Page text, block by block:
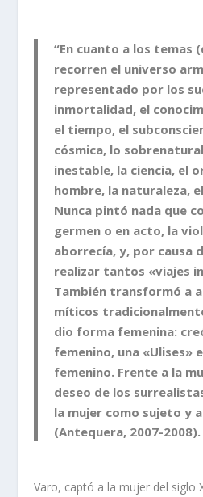
“En cuanto a los temas
recorren el universo
representado por los
inmortalidad, el
el tiempo, el
cósmica, lo
inestable, la ciencia, el
hombre, la naturaleza,
Nunca pintó nada que
germen o en acto, la
aborrecía, y, por causa
realizar tantos «viajes
También transformó a
míticos
dio forma femenina:
femenino, una «Ulises»
femenino. Frente a la
deseo de los
la mujer como sujeto y
(Antequera, 2007-2008).
Varo, captó a la mujer del siglo